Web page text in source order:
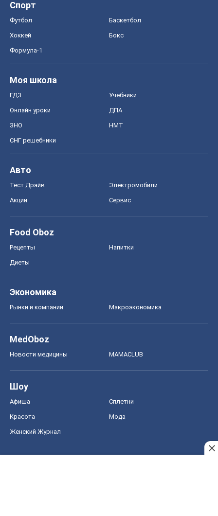
Спорт
Футбол Баскетбол
Хоккей Бокс
Формула-1
Моя школа
ГДЗ Учебники
Онлайн уроки ДПА
ЗНО НМТ
СНГ решебники
Авто
Тест Драйв Электромобили
Акции Сервис
Food Oboz
Рецепты Напитки
Диеты
Экономика
Рынки и компании Mакроэкономика
MedOboz
Новости медицины MAMACLUB
Шоу
Афиша Сплетни
Красота Мода
Женский Журнал